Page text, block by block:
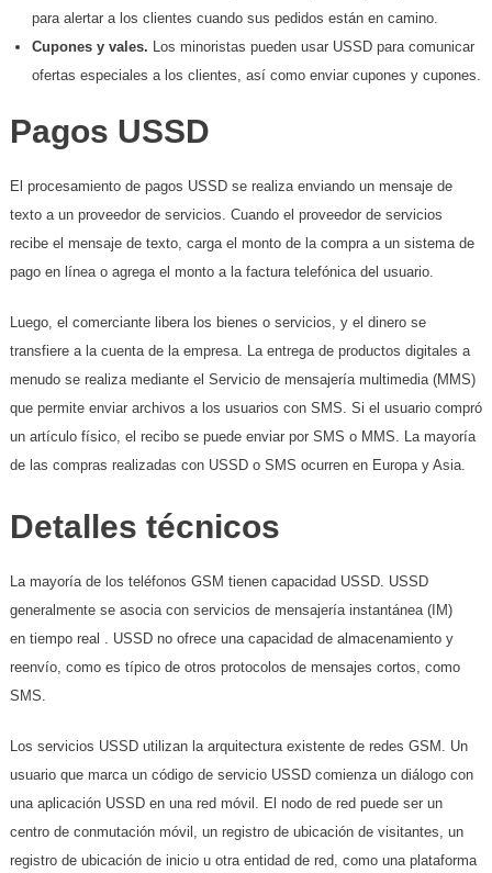
para alertar a los clientes cuando sus pedidos están en camino.
Cupones y vales. Los minoristas pueden usar USSD para comunicar
ofertas especiales a los clientes, así como enviar cupones y cupones.
Pagos USSD
El procesamiento de pagos USSD se realiza enviando un mensaje de
texto a un proveedor de servicios. Cuando el proveedor de servicios
recibe el mensaje de texto, carga el monto de la compra a un sistema de
pago en línea o agrega el monto a la factura telefónica del usuario.
Luego, el comerciante libera los bienes o servicios, y el dinero se
transfiere a la cuenta de la empresa. La entrega de productos digitales a
menudo se realiza mediante el Servicio de mensajería multimedia (MMS)
que permite enviar archivos a los usuarios con SMS. Si el usuario compró
un artículo físico, el recibo se puede enviar por SMS o MMS. La mayoría
de las compras realizadas con USSD o SMS ocurren en Europa y Asia.
Detalles técnicos
La mayoría de los teléfonos GSM tienen capacidad USSD. USSD
generalmente se asocia con servicios de mensajería instantánea (IM)
en tiempo real . USSD no ofrece una capacidad de almacenamiento y
reenvío, como es típico de otros protocolos de mensajes cortos, como
SMS.
Los servicios USSD utilizan la arquitectura existente de redes GSM. Un
usuario que marca un código de servicio USSD comienza un diálogo con
una aplicación USSD en una red móvil. El nodo de red puede ser un
centro de conmutación móvil, un registro de ubicación de visitantes, un
registro de ubicación de inicio u otra entidad de red, como una plataforma